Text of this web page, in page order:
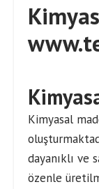
Kimyasal
dayanıklı ve
özenle